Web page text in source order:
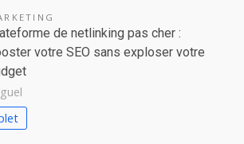
de netlinking pas cher :
votre SEO sans exploser votre